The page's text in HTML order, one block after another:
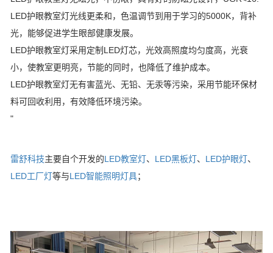
LED护眼教室灯光线更柔和，色温调节到用于学习的5000K，背补
光，能够促进学生眼部健康发展。
LED护眼教室灯采用定制LED灯芯，光效高照度均匀度高，光衰
小，使教室更明亮，节能的同时，也降低了维护成本。
LED护眼教室灯无有害蓝光、无铅、无汞等污染，采用节能环保材
料可回收利用，有效降低环境污染。
"
雷舒科技主要自个开发的LED教室灯、 LED黑板灯、 LED护眼灯、
LED工厂灯等与LED智能照明灯具；